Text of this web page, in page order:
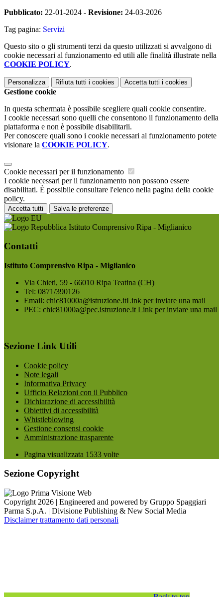
Pubblicato: 22-01-2024 - Revisione: 24-03-2026
Tag pagina: Servizi
Questo sito o gli strumenti terzi da questo utilizzati si avvalgono di
cookie necessari al funzionamento ed utili alle finalità illustrate nella
COOKIE POLICY.
Personalizza Rifiuta tutti i cookies Accetta tutti i cookies
Gestione cookie
In questa schermata è possibile scegliere quali cookie consentire.
I cookie necessari sono quelli che consentono il funzionamento della
piattaforma e non è possibile disabilitarli.
Per conoscere quali sono i cookie necessari al funzionamento potete
visionare la COOKIE POLICY.
Cookie necessari per il funzionamento
I cookie necessari per il funzionamento non possono essere
disabilitati. È possibile consultare l'elenco nella pagina della cookie
policy.
Accetta tutti Salva le preferenze
Istituto Comprensivo Ripa - Miglianico
Contatti
Istituto Comprensivo Ripa - Miglianico
Via Chieti, 59 - 66010 Ripa Teatina (CH)
Tel: 0871/390126
Email: chic81000a@istruzione.itLink per inviare una mail
PEC: chic81000a@pec.istruzione.it Link per inviare una mail
Sezione Link Utili
Cookie policy
Note legali
Informativa Privacy
Ufficio Relazioni con il Pubblico
Dichiarazione di accessibilità
Obiettivi di accessibilità
Whistleblowing
Gestione consensi cookie
Amministrazione trasparente
Pagina visualizzata 1533 volte
Sezione Copyright
Copyright 2026 | Engineered and powered by Gruppo Spaggiari
Parma S.p.A. | Divisione Publishing & New Social Media
Disclaimer trattamento dati personali